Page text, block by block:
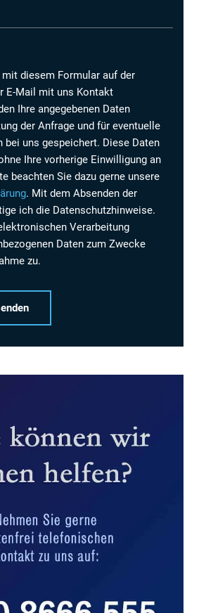
diesem Formular auf der
E-Mail mit uns Kontakt
Ihre angegebenen Daten
der Anfrage und für eventuelle
bei uns gespeichert. Diese Daten
Ihre vorherige Einwilligung an
beachten Sie dazu gerne unsere
. Mit dem Absenden der
ich die Datenschutzhinweise.
Verarbeitung
Daten zum Zwecke
zu.